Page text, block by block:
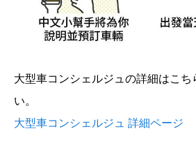
大型車コンシェルジュの詳細はこち
い。
大型車コンシェルジュ 詳細ページ